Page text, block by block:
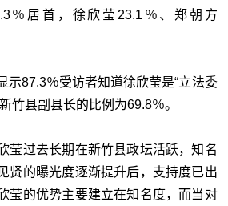
％居首，徐欣莹23.1％、郑朝方
示87.3％受访者知道徐欣莹是“立法委
竹县副县长的比例为69.8％。
莹过去长期在新竹县政坛活跃，知名
贤的曝光度逐渐提升后，支持度已出
莹的优势主要建立在知名度，而当对